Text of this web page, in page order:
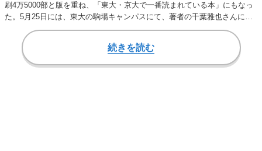
刷4万5000部と版を重ね、「東大・京大で一番読まれている本」にもなっ
た。5月25日には、東大の駒場キャンパスにて、著者の千葉雅也さんによ
る「勉強の…
続きを読む